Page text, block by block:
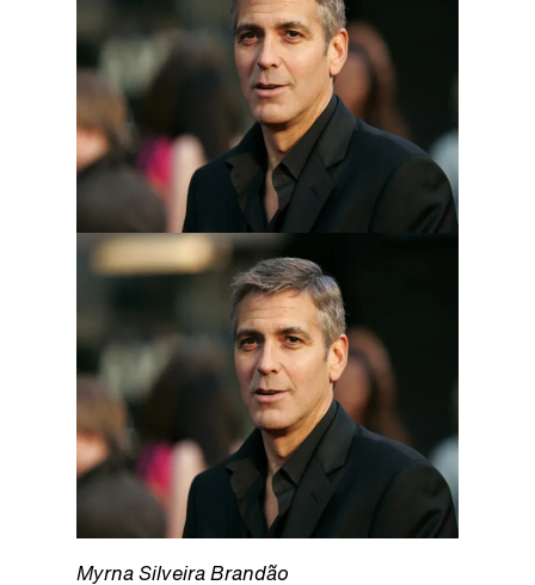
Myrna Silveira Brandão